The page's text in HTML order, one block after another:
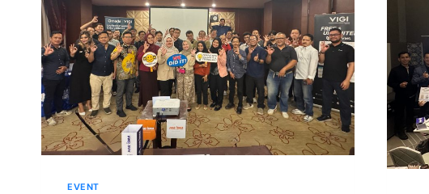
EVENT